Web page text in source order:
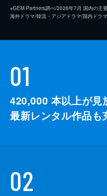
※GEM Partners調べ/2026年7⽉ 国内の主
海外ドラマ/韓流・アジアドラマ/国内ドラ
01
420,000 本以上が見
最新レンタル作品も
02